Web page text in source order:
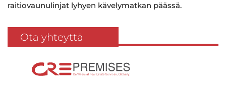
raitiovaunulinjat lyhyen kävelymatkan päässä.
Ota yhteyttä